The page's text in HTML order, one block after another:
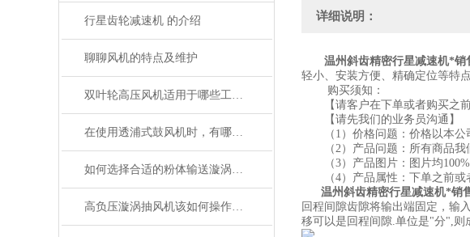
行星齿轮减速机 的介绍
聊聊风机的特点及维护
双叶轮高压风机适用于哪些工业领域
在使用透浦式鼓风机时，有哪些问题？
如何选择合适的粉体输送漩涡高压风机
高负压漩涡抽风机该如何操作停机
详细说明：
温州斜齿精密行星减速机*销
轻小、安装方便、精确定位等特
购买须知：
【请客户在下单或者购买之前
【请先我们的业务员沟通】
（1）价格问题：价格以本公
（2）产品问题：所有商品我
（3）产品图片：图片均100%
（4）产品属性：下单之前或
温州斜齿精密行星减速机*销
回程间隙齿隙将输出端固定，输
移可以是回程间隙.单位是"分",则